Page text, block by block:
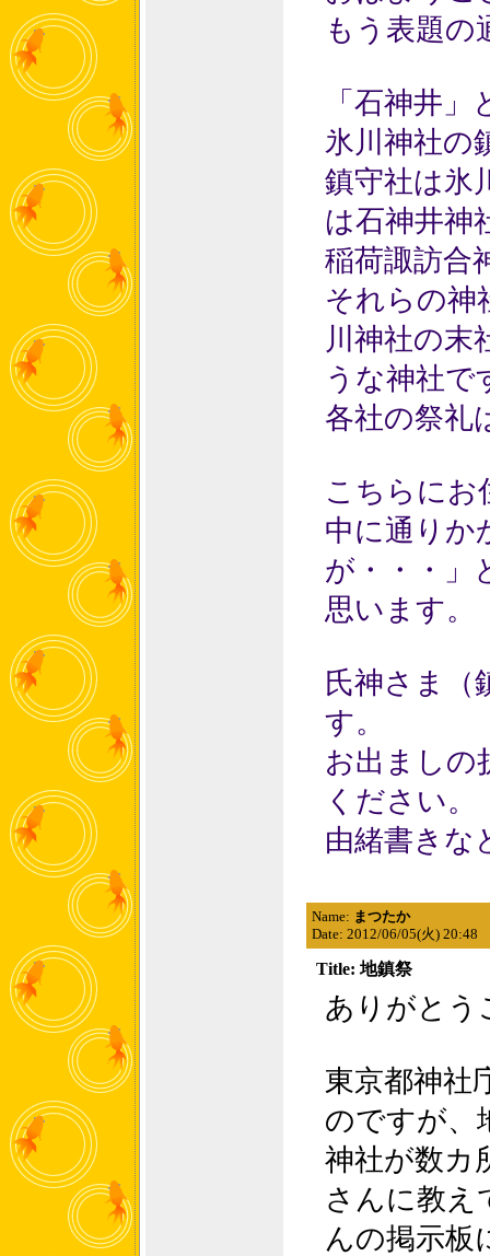
もう表題の
「石神井
氷川神社の
鎮守社は氷
は石神井神
稲荷諏訪合
それらの神
川神社の末
うな神社で
各社の祭礼
こちらにお
中に通りか
が・・・」
思います。
氏神さま（
す。
お出ましの
ください。
由緒書きな
Name: まつたか
Date: 2012/06/05(火) 20:48
Title: 地鎮祭
ありがとう
東京都神社
のですが、
神社が数カ
さんに教え
んの掲示板